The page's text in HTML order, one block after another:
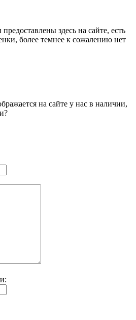
здесь на сайте, есть
более темнее к сожалению нет
на сайте у нас в наличии,